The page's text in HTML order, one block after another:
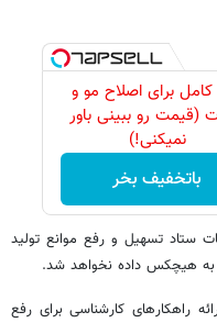
کامل برای اصلاح مو و
(قیمت رو ببینی باور
نمیکنی!)
باتخفیف بخر
ستاد تسهیل و رفع موانع تولید
به هیچکس داده نخواهد شد.
راهکارهای کارشناسی برای رفع